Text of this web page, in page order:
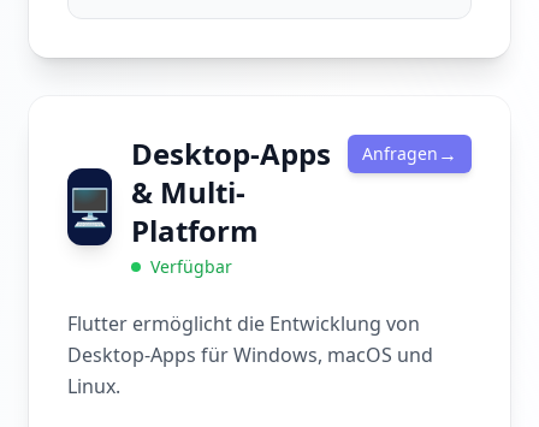
🖥️
Desktop-Apps
& Multi-
Platform
Verfügbar
Anfragen →
Flutter ermöglicht die Entwicklung von
Desktop-Apps für Windows, macOS und
Linux.